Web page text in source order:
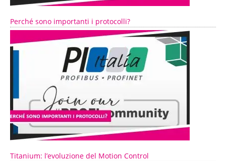
Perché sono importanti i protocolli?
Titanium: l’evoluzione del Motion Control